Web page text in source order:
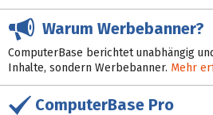
Warum Werbebanner?
ComputerBase berichtet unabhängig
Inhalte, sondern Werbebanner. Mehr
ComputerBase Pro